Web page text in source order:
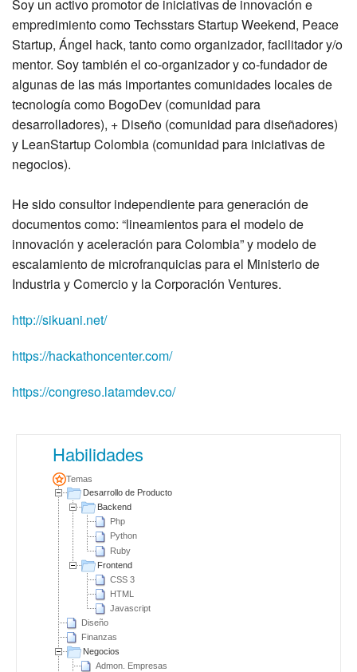
Soy un activo promotor de iniciativas de innovación e
empredimiento como Techsstars Startup Weekend, Peace
Startup, Ángel hack, tanto como organizador, facilitador y/o
mentor. Soy también el co-organizador y co-fundador de
algunas de las más importantes comunidades locales de
tecnología como BogoDev (comunidad para
desarrolladores), + Diseño (comunidad para diseñadores)
y LeanStartup Colombia (comunidad para iniciativas de
negocios).
He sido consultor independiente para generación de
documentos como: “lineamientos para el modelo de
innovación y aceleración para Colombia” y modelo de
escalamiento de microfranquicias para el Ministerio de
Industria y Comercio y la Corporación Ventures.
http://sikuani.net/
https://hackathoncenter.com/
https://congreso.latamdev.co/
Habilidades
Temas
Desarrollo de Producto
Backend
Php
Python
Ruby
Frontend
CSS 3
HTML
Javascript
Diseño
Finanzas
Negocios
Admon. Empresas